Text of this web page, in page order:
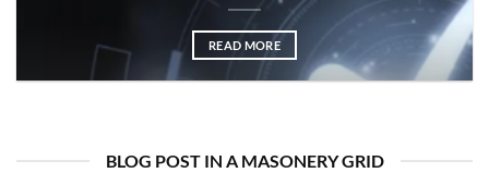
READ MORE
BLOG POST IN A MASONERY GRID